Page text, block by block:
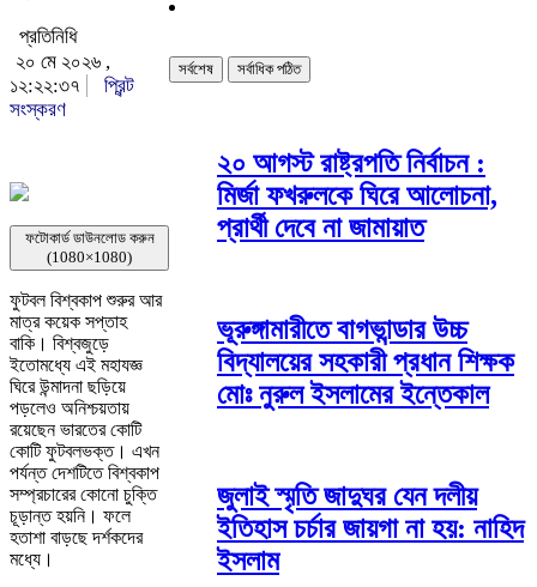
প্রতিনিধি
২০ মে ২০২৬ ,
১২:২২:৩৭
প্রিন্ট
সংস্করণ
ফটোকার্ড ডাউনলোড করুন
(1080×1080)
ফুটবল বিশ্বকাপ শুরুর আর
মাত্র কয়েক সপ্তাহ
বাকি। বিশ্বজুড়ে
ইতোমধ্যে এই মহাযজ্ঞ
ঘিরে উন্মাদনা ছড়িয়ে
পড়লেও অনিশ্চয়তায়
রয়েছেন ভারতের কোটি
কোটি ফুটবলভক্ত। এখন
পর্যন্ত দেশটিতে বিশ্বকাপ
সম্প্রচারের কোনো চুক্তি
চূড়ান্ত হয়নি। ফলে
হতাশা বাড়ছে দর্শকদের
মধ্যে।
সর্বশেষ সর্বাধিক পঠিত
২০ আগস্ট রাষ্ট্রপতি নির্বাচন :
মির্জা ফখরুলকে ঘিরে আলোচনা,
প্রার্থী দেবে না জামায়াত
ভূরুঙ্গামারীতে বাগভান্ডার উচ্চ
বিদ্যালয়ের সহকারী প্রধান শিক্ষক
মোঃ নুরুল ইসলামের ইন্তেকাল
জুলাই স্মৃতি জাদুঘর যেন দলীয়
ইতিহাস চর্চার জায়গা না হয়: নাহিদ
ইসলাম